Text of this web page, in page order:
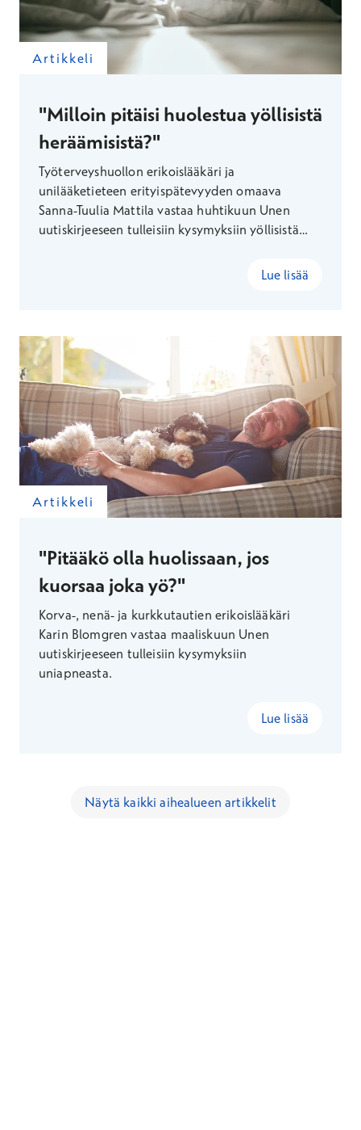
Artikkeli
"Milloin pitäisi huolestua yöllisistä
heräämisistä?"
Työterveyshuollon erikoislääkäri ja
unilääketieteen erityispätevyyden omaava
Sanna-Tuulia Mattila vastaa huhtikuun Unen
uutiskirjeeseen tulleisiin kysymyksiin yöllisistä
Lue lisää
Artikkeli
"Pitääkö olla huolissaan, jos
kuorsaa joka yö?"
Korva-, nenä- ja kurkkutautien erikoislääkäri
Karin Blomgren vastaa maaliskuun Unen
uutiskirjeeseen tulleisiin kysymyksiin
uniapneasta.
Lue lisää
Näytä kaikki aihealueen artikkelit